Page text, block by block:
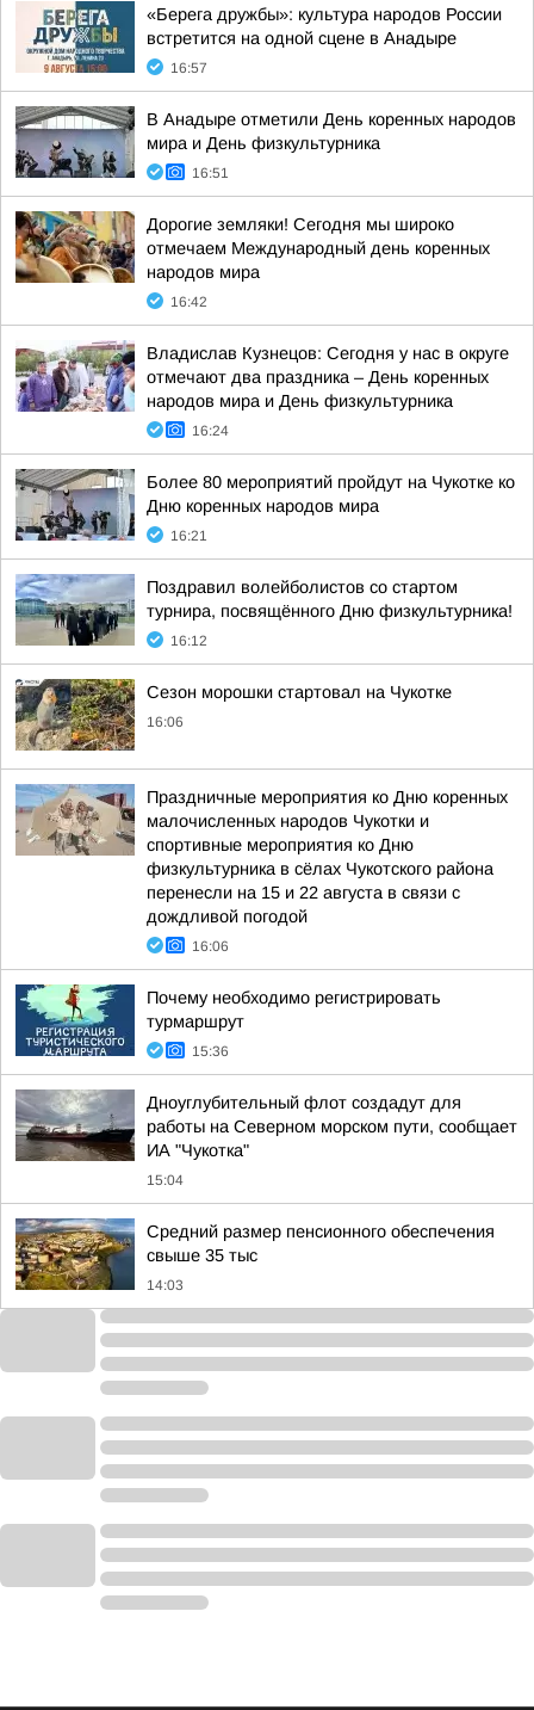
«Берега дружбы»: культура народов России
встретится на одной сцене в Анадыре
16:57
В Анадыре отметили День коренных народов
мира и День физкультурника
16:51
Дорогие земляки! Сегодня мы широко
отмечаем Международный день коренных
народов мира
16:42
Владислав Кузнецов: Сегодня у нас в округе
отмечают два праздника – День коренных
народов мира и День физкультурника
16:24
Более 80 мероприятий пройдут на Чукотке ко
Дню коренных народов мира
16:21
Поздравил волейболистов со стартом
турнира, посвящённого Дню физкультурника!
16:12
Сезон морошки стартовал на Чукотке
16:06
Праздничные мероприятия ко Дню коренных
малочисленных народов Чукотки и
спортивные мероприятия ко Дню
физкультурника в сёлах Чукотского района
перенесли на 15 и 22 августа в связи с
дождливой погодой
16:06
Почему необходимо регистрировать
турмаршрут
15:36
Дноуглубительный флот создадут для
работы на Северном морском пути, сообщает
ИА "Чукотка"
15:04
Средний размер пенсионного обеспечения
свыше 35 тыс
14:03